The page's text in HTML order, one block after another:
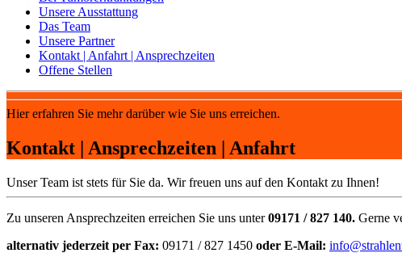
Unsere Ausstattung
Das Team
Unsere Partner
Kontakt | Anfahrt | Ansprechzeiten
Offene Stellen
Hier erfahren Sie mehr darüber wie Sie uns erreichen.
Kontakt | Ansprechzeiten | Anfahrt
Unser Team ist stets für Sie da. Wir freuen uns auf den Kontakt zu Ihnen!
Zu unseren Ansprechzeiten erreichen Sie uns unter09171 / 827 140. Gerne
alternativ jederzeit per Fax: 09171 / 827 1450 oder E-Mail: